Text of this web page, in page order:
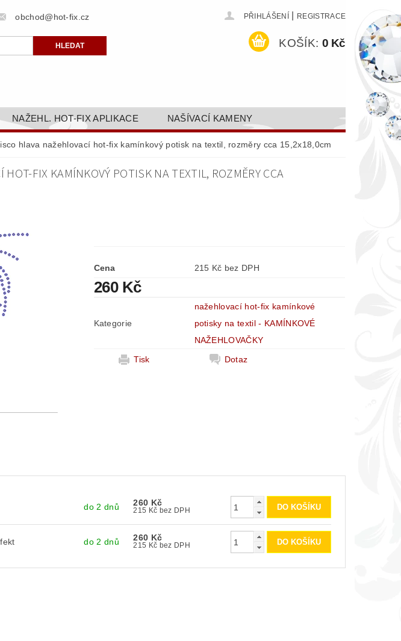
obchod@hot-fix.cz PŘIHLÁŠENÍ REGISTRACE
KOŠÍK: 0 Kč
NAŽEHL. HOT-FIX APLIKACE NAŠÍVACÍ KAMENY
PŘÍSLUŠENSTVÍ DOPRODEJ A SLEVY GALERIE
hlava nažehlovací hot-fix kamínkový potisk na textil, rozměry cca 15,2x18,0cm
FIX KAMÍNKOVÝ POTISK NA TEXTIL, ROZMĚRY CCA
Cena 215 Kč bez DPH
260 Kč
Kategorie
nažehlovací hot-fix kamínkové
potisky na textil - KAMÍNKOVÉ
NAŽEHLOVAČKY
Tisk
Dotaz
do 2 dnů 260 Kč
215 Kč bez DPH
do 2 dnů 260 Kč
215 Kč bez DPH